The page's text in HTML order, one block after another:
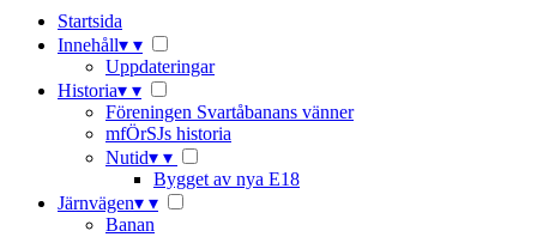
Startsida
Innehåll▾ ▾
Uppdateringar
Historia▾ ▾
Föreningen Svartåbanans vänner
mfÖrSJs historia
Nutid▾ ▾
Bygget av nya E18
Järnvägen▾ ▾
Banan